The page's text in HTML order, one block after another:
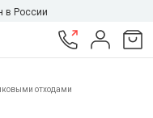
в России
отходами